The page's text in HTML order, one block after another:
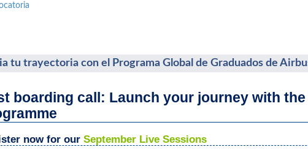
tu trayectoria con el Programa Global de Graduados de
boarding call: Launch your journey with
now for our September Live Sessions